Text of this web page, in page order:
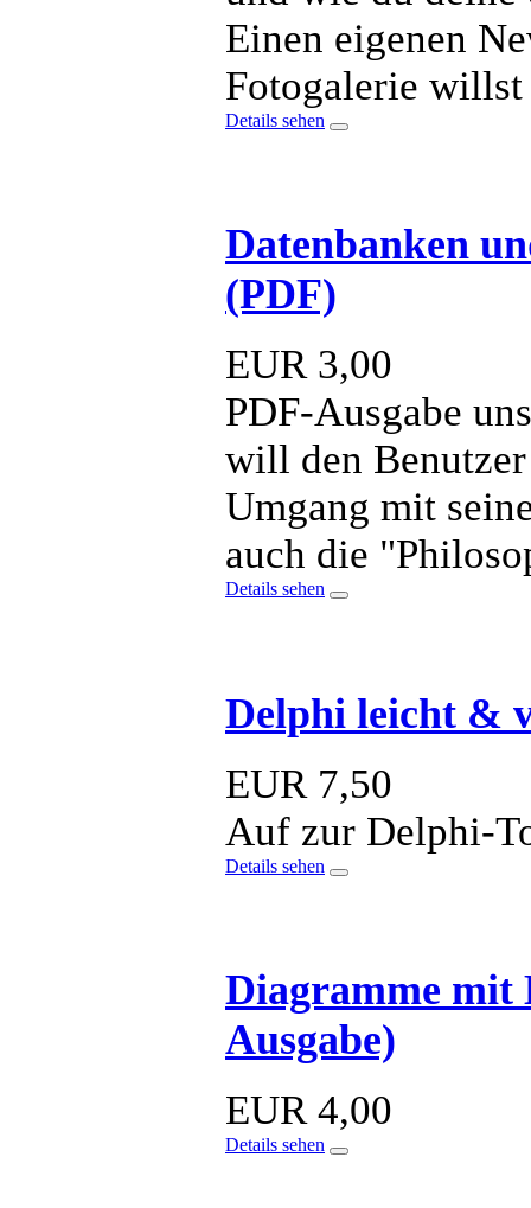
Einen eigenen
Fotogalerie
Details sehen
Datenbanken
(PDF)
EUR3,00
PDF-Ausgabe
will den
Umgang mit
auch die
Details sehen
Delphi leicht &
EUR 7,50
Auf zur Delphi-
Details sehen
Diagramme mit
Ausgabe)
EUR4,00
Details sehen